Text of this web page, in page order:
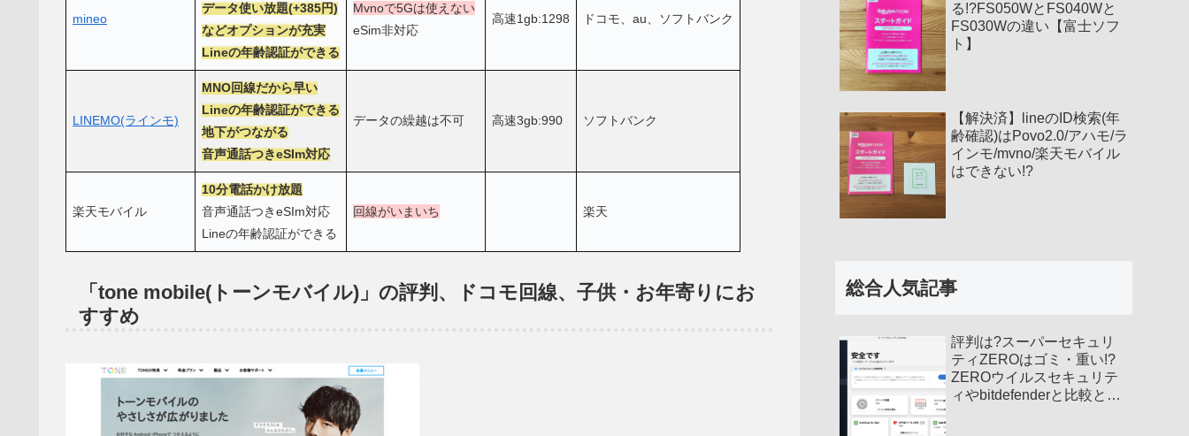
mineo
データ使い放題(+385円)
などオプションが充実
Lineの年齢認証ができる
Mvnoで5Gは使えない
eSim非対応
高速1gb:1298 ドコモ、au、ソフトバンク
LINEMO(ラインモ)
MNO回線だから早い
Lineの年齢認証ができる
地下がつながる
音声通話つきeSIm対応
データの繰越は不可 高速3gb:990 ソフトバンク
楽天モバイル
10分電話かけ放題
音声通話つきeSIm対応
Lineの年齢認証ができる
回線がいまいち 楽天
「tone mobile(トーンモバイル)」の評判、ドコモ回線、子供・お年寄りにお
すすめ
る!?FS050WとFS040Wと
FS030Wの違い【富士ソフ
ト】
【解決済】lineのID検索(年
齢確認)はPovo2.0/アハモ/ラ
インモ/mvno/楽天モバイル
はできない!?
総合人気記事
評判は?スーパーセキュリ
ティZEROはゴミ・重い!?
ZEROウイルスセキュリテ
ィやbitdefenderと比較と違